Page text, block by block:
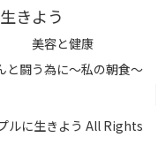
きよう
美容と健康
と闘う為に～私の朝食～
ルに生きよう All Rights